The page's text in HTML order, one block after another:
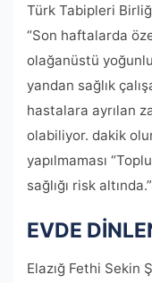
Türk Tabipleri
“Son haftalarda
olağanüstü
yandan sağlık
hastalara ayrılan
olabiliyor. dakik
yapılmaması
sağlığı risk
EVDE
Elazığ Fethi Sekin